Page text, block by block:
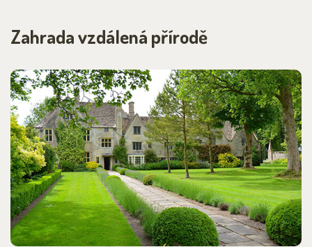
Zahrada vzdálená přírodě